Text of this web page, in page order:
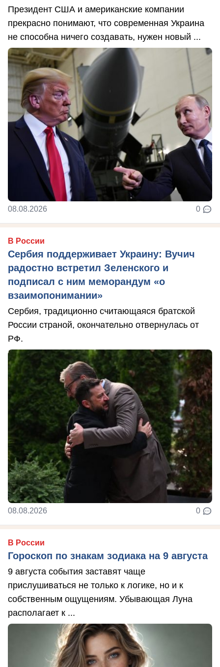
Президент США и американские компании
прекрасно понимают, что современная Украина
не способна ничего создавать, нужен новый ...
08.08.2026 0
В России
Сербия поддерживает Украину: Вучич
радостно встретил Зеленского и
подписал с ним меморандум «о
взаимопонимании»
Сербия, традиционно считающаяся братской
России страной, окончательно отвернулась от
РФ.
08.08.2026 0
В России
Гороскоп по знакам зодиака на 9 августа
9 августа события заставят чаще
прислушиваться не только к логике, но и к
собственным ощущениям. Убывающая Луна
располагает к ...